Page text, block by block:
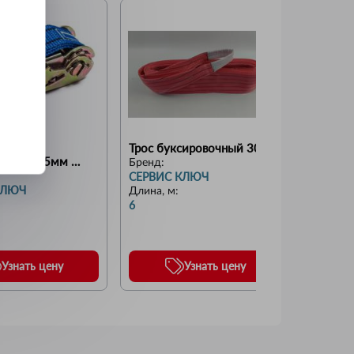
35мм
Узнать цену
Трос буксировочный 30т
Бренд:
СЕРВИС КЛЮЧ
Длина, м:
6
Узнать цену